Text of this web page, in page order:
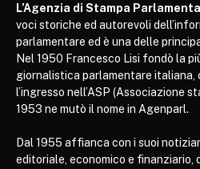
L’Agenzia di Stampa
voci storiche ed autorevoli
parlamentare ed è una delle
Nel 1950 Francesco Lisi fondò la
giornalistica parlamentare italiana,
l’ingresso nell’ASP (Associazione
1953 ne mutò il nome in Agenparl.
Dal 1955 affianca con i suoi
editoriale, economico e finanziario,